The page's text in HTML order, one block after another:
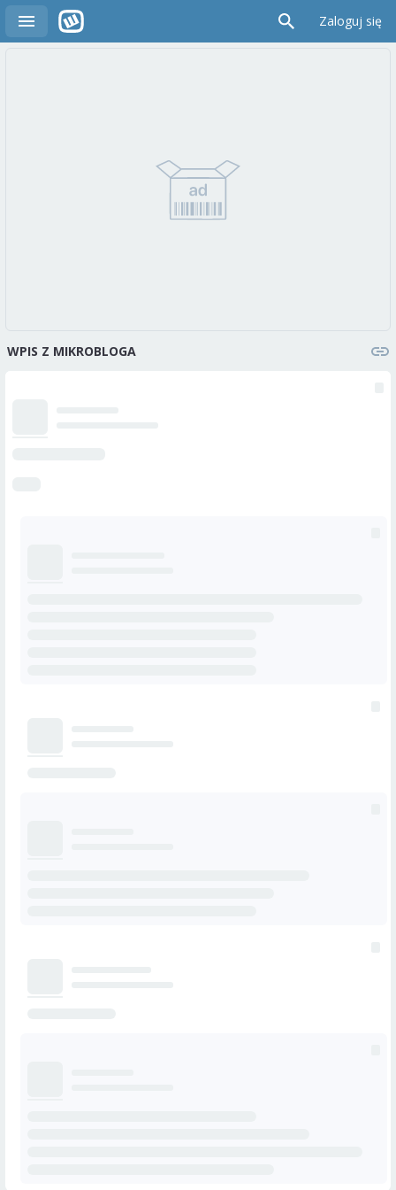
Zaloguj się
WPIS Z MIKROBLOGA